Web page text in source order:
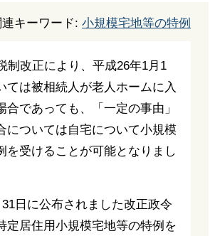
連キーワード:小規模宅地等の特例
制改正により、平成26年1月1
ては被相続人が老人ホームに入
合であっても、「一定の事由」
については自宅について小規模
を受けることが可能となりまし
日に公布されました改正政令
定居住用小規模宅地等の特例を